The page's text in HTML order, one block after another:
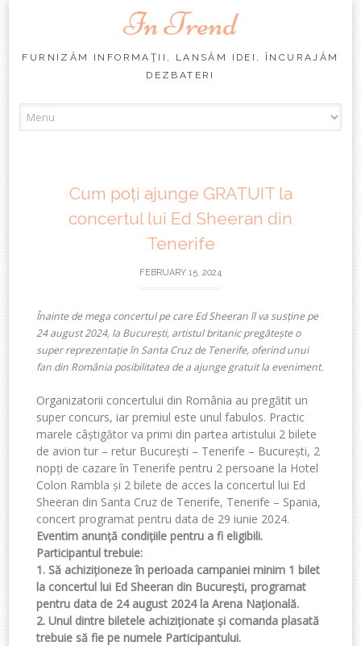
In Trend
FURNIZĂM INFORMAŢII, LANSĂM IDEI, ÎNCURAJĂM
DEZBATERI
to
Cum poți ajunge GRATUIT la
concertul lui Ed Sheeran din
Tenerife
FEBRUARY 15, 2024
Înainte de mega concertul pe care Ed Sheeran îl va susținepe
24 august 2024, la București, artistul britanic pregătește o
super reprezentație în Santa Cruz de Tenerife, oferind unui
fan din România posibilitatea de a ajunge gratuit la eveniment.
Organizatorii concertului din România au pregătit un
super concurs, iar premiul este unul fabulos. Practic
marele câștigător va primi din partea artistului 2 bilete
de avion tur – retur București – Tenerife – București, 2
nopți de cazare în Tenerife pentru 2 persoane la Hotel
Colon Rambla și 2 bilete de acces la concertul lui Ed
Sheeran din Santa Cruz de Tenerife, Tenerife – Spania,
concert programat pentru data de 29 iunie 2024.
Eventim anunță condițiile pentru a fi eligibili.
Participantul trebuie:
1.⁠ ⁠Să achiziționeze în perioada campaniei minim 1 bilet
la concertul lui Ed Sheeran din București, programat
pentru data de 24 august 2024la Arena Națională.
2.⁠ ⁠Unul dintre biletele achiziționate și comanda plasată
trebuie să fie pe numele Participantului.